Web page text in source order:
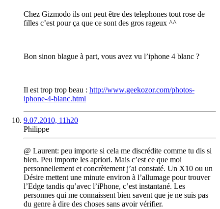
Chez Gizmodo ils ont peut être des telephones tout rose de
filles c’est pour ça que ce sont des gros rageux ^^
Bon sinon blague à part, vous avez vu l’iphone 4 blanc ?
Il est trop trop beau : http://www.geekozor.com/photos-
iphone-4-blanc.html
9.07.2010, 11h20
Philippe
@ Laurent: peu importe si cela me discrédite comme tu dis si
bien. Peu importe les apriori. Mais c’est ce que moi
personnellement et concrètement j’ai constaté. Un X10 ou un
Désire mettent une minute environ à l’allumage pour trouver
l’Edge tandis qu’avec l’iPhone, c’est instantané. Les
personnes qui me connaissent bien savent que je ne suis pas
du genre à dire des choses sans avoir vérifier.